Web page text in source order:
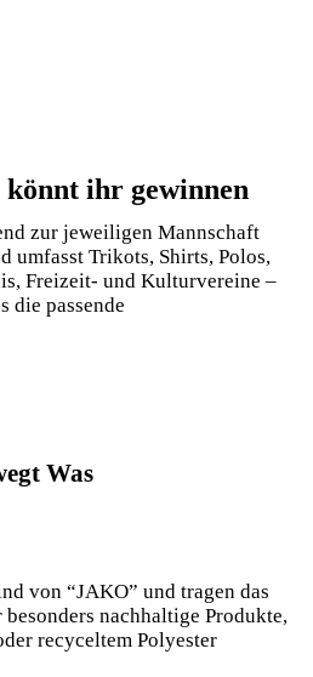
ihr gewinnen
zur jeweiligen Mannschaft
umfasst Trikots, Shirts, Polos,
Freizeit- und Kulturvereine –
die passende
Was
von “JAKO” und tragen das
nachhaltige Produkte,
recyceltem Polyester